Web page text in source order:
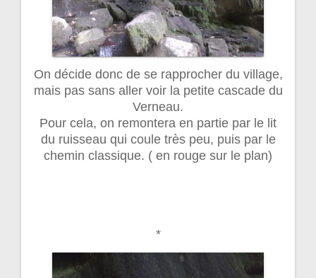
On décide donc de se rapprocher du village,
mais pas sans aller voir la petite cascade du
Verneau.
Pour cela, on remontera en partie par le lit
du ruisseau qui coule très peu, puis par le
chemin classique. ( en rouge sur le plan)
*